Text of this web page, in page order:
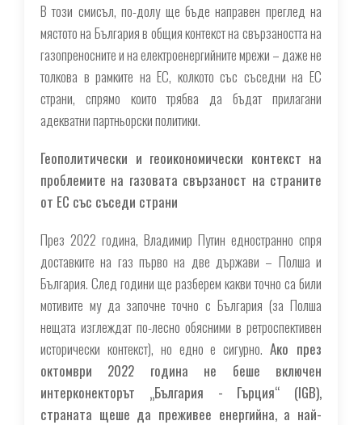
В този смисъл, по-долу ще бъде направен преглед на
мястото на България в общия контекст на свързаността на
газопреносните и на електроенергийните мрежи – даже не
толкова в рамките на ЕС, колкото със съседни на ЕС
страни, спрямо които трябва да бъдат прилагани
адекватни партньорски политики.
Геополитически и геоикономически контекст на
проблемите на газовата свързаност на страните
от ЕС със съседи страни
През 2022 година, Владимир Путин едностранно спря
доставките на газ първо на две държави – Полша и
България. След години ще разберем какви точно са били
мотивите му да започне точно с България (за Полша
нещата изглеждат по-лесно обясними в ретроспективен
исторически контекст), но едно е сигурно.Ако през
октомври 2022 година не беше включен
интерконекторът „България - Гърция“ (IGB),
страната щеше да преживее енергийна, а най-